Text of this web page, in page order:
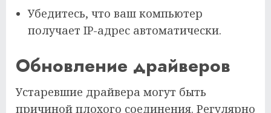
Убедитесь, что ваш компьютер
получает IP-адрес автоматически.
Обновление драйверов
Устаревшие драйвера могут быть
причиной плохого соединения. Регулярно